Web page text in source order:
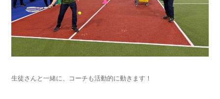
生徒さんと一緒に、コーチも活動的に動きます！